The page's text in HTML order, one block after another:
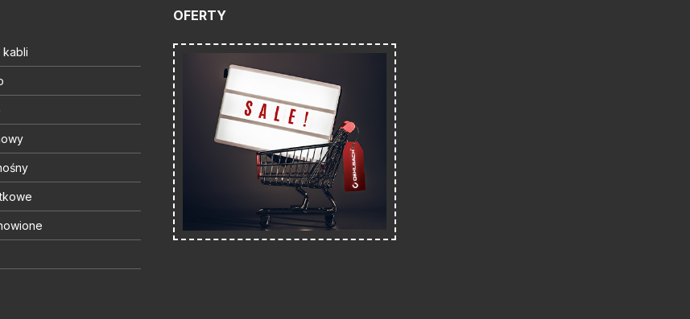
kabli
OFERTY